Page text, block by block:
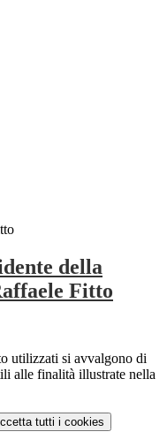
della
Fitto
utilizzati si avvalgono di
alle finalità illustrate nella
tutti i cookies